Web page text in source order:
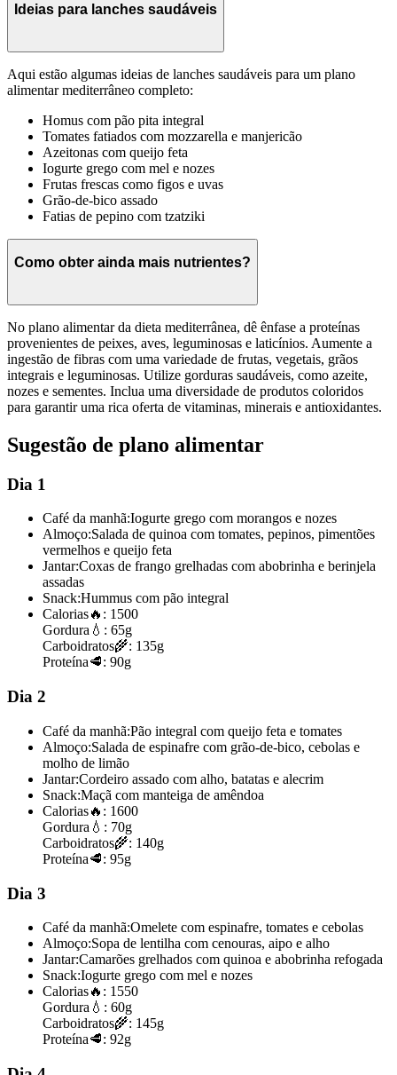
Ideias para lanches saudáveis
Aqui estão algumas ideias de lanches saudáveis para um plano
alimentar mediterrâneo completo:
Homus com pão pita integral
Tomates fatiados com mozzarella e manjericão
Azeitonas com queijo feta
Iogurte grego com mel e nozes
Frutas frescas como figos e uvas
Grão-de-bico assado
Fatias de pepino com tzatziki
Como obter ainda mais nutrientes?
No plano alimentar da dieta mediterrânea, dê ênfase a proteínas
provenientes de peixes, aves, leguminosas e laticínios. Aumente a
ingestão de fibras com uma variedade de frutas, vegetais, grãos
integrais e leguminosas. Utilize gorduras saudáveis, como azeite,
nozes e sementes. Inclua uma diversidade de produtos coloridos
para garantir uma rica oferta de vitaminas, minerais e antioxidantes.
Sugestão de plano alimentar
Dia 1
Café da manhã:Iogurte grego com morangos e nozes
Almoço:Salada de quinoa com tomates, pepinos, pimentões
vermelhos e queijo feta
Jantar:Coxas de frango grelhadas com abobrinha e berinjela
assadas
Snack:Hummus com pão integral
Calorias🔥: 1500
Gordura 💧: 65g
Carboidratos🌾: 135g
Proteína🥩: 90g
Dia 2
Café da manhã:Pão integral com queijo feta e tomates
Almoço:Salada de espinafre com grão-de-bico, cebolas e
molho de limão
Jantar:Cordeiro assado com alho, batatas e alecrim
Snack:Maçã com manteiga de amêndoa
Calorias🔥: 1600
Gordura 💧: 70g
Carboidratos🌾: 140g
Proteína🥩: 95g
Dia 3
Café da manhã:Omelete com espinafre, tomates e cebolas
Almoço:Sopa de lentilha com cenouras, aipo e alho
Jantar:Camarões grelhados com quinoa e abobrinha refogada
Snack:Iogurte grego com mel e nozes
Calorias🔥: 1550
Gordura 💧: 60g
Carboidratos🌾: 145g
Proteína🥩: 92g